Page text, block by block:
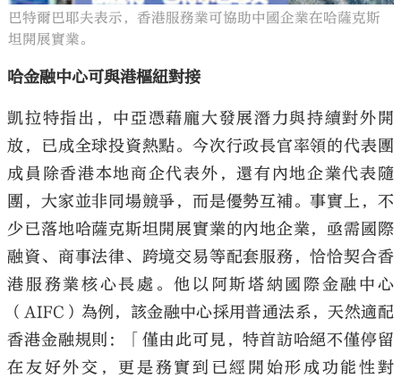
巴特爾巴耶夫表示，香港服務業可協助中國企業在哈薩克斯
坦開展實業。
哈金融中心可與港樞紐對接
凱拉特指出，中亞憑藉龐大發展潛力與持續對外開
放，已成全球投資熱點。今次行政長官率領的代表團
成員除香港本地商企代表外，還有內地企業代表隨
團，大家並非同場競爭，而是優勢互補。事實上，不
少已落地哈薩克斯坦開展實業的內地企業，亟需國際
融資、商事法律、跨境交易等配套服務，恰恰契合香
港服務業核心長處。他以阿斯塔納國際金融中心
（AIFC）為例，該金融中心採用普通法系，天然適配
香港金融規則：「僅由此可見，特首訪哈絕不僅停留
在友好外交，更是務實到已經開始形成功能性對